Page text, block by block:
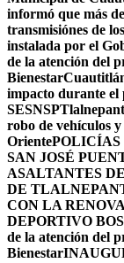
informó que más
transmisiónes de
instalada por el
de la atención del
Bienestar
impacto durante el
SESNSP
robo de vehículos
Oriente
SAN JOSÉ
ASALTANTES
DE
CON LA
DEPORTIVO
de la atención del
Bienestar